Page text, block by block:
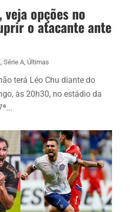
veja opções no
o atacante ante
, Série A, Últimas
terá Léo Chu diante do
às 20h30, no estádio da